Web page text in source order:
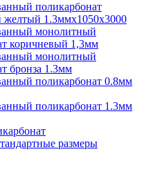
поликарбонат
1.3ммх1050х3000
монолитный
коричневый 1,3мм
монолитный
бронза 1.3мм
поликарбонат 0.8мм
поликарбонат 1.3мм
размеры